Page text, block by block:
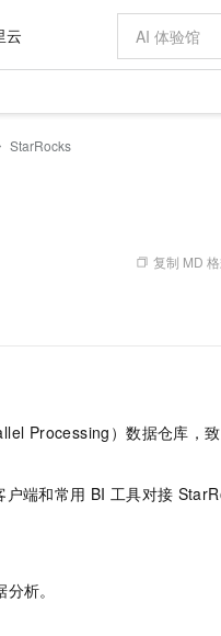
云
StarRocks
复制 MD
Processing）数据仓库，
户端和常用 BI 工具对接
析。
编程与推理利器
旗舰 MoE 大模型，百万上下文与顶尖推理能力
务能力而生
图生视频
理服务
版 ACK 云防火墙
Pro
V4-Pro
打造工程团队
一键购买
计划
加速一人公司成长
，限时加量 10 倍，夜间低至2折
分加倍
15元/月
3.8-Max
AI 场景
从图文生
AI 短剧/
AI 办公
红利
配置报
基础软
Ubuntu
产品伙
成为服
服务生态
阿里云
市场活
云工开物